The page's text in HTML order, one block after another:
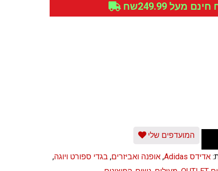
מעל 249.99שח
המועדפים שלי
אדידס Adidas , אופנה ואביזרים, בגדי ספורט ויוגה,